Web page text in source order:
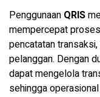
Penggunaan QRIS
mempercepat
pencatatan
pelanggan. Dengan
dapat mengelola
sehingga